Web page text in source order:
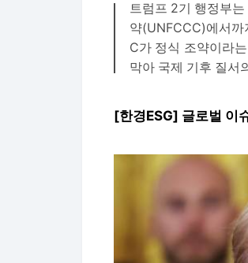
트럼프 2기 행정부
약(UNFCCC)에서까
C가 정식 조약이라
막아 국제 기후 질서
[한경ESG] 글로벌 이